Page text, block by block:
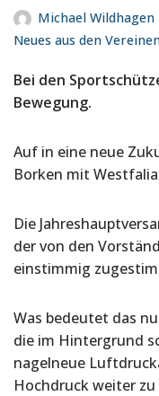
Michael Wildhagen
Neues aus den
Bei den
Bewegung.
Auf in eine neue
Borken mit
Die
der von den
einstimmig
Was bedeutet das
die im Hintergrund
nagelneue
Hochdruck weiter